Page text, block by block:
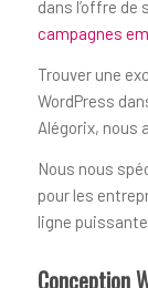
dans l’offre
campagnes
Trouver une
WordPress
Alégorix, nous
Nous nous
pour les
ligne
Conception